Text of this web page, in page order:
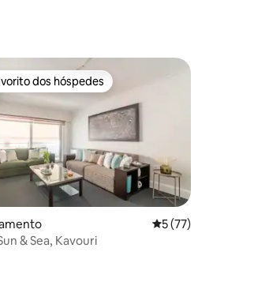
4,97 em 5 estrelas, 72avaliações
dos hóspedes mais apreciados
dos hóspedes
Classificação
5 (77)
& Sea, Kavouri